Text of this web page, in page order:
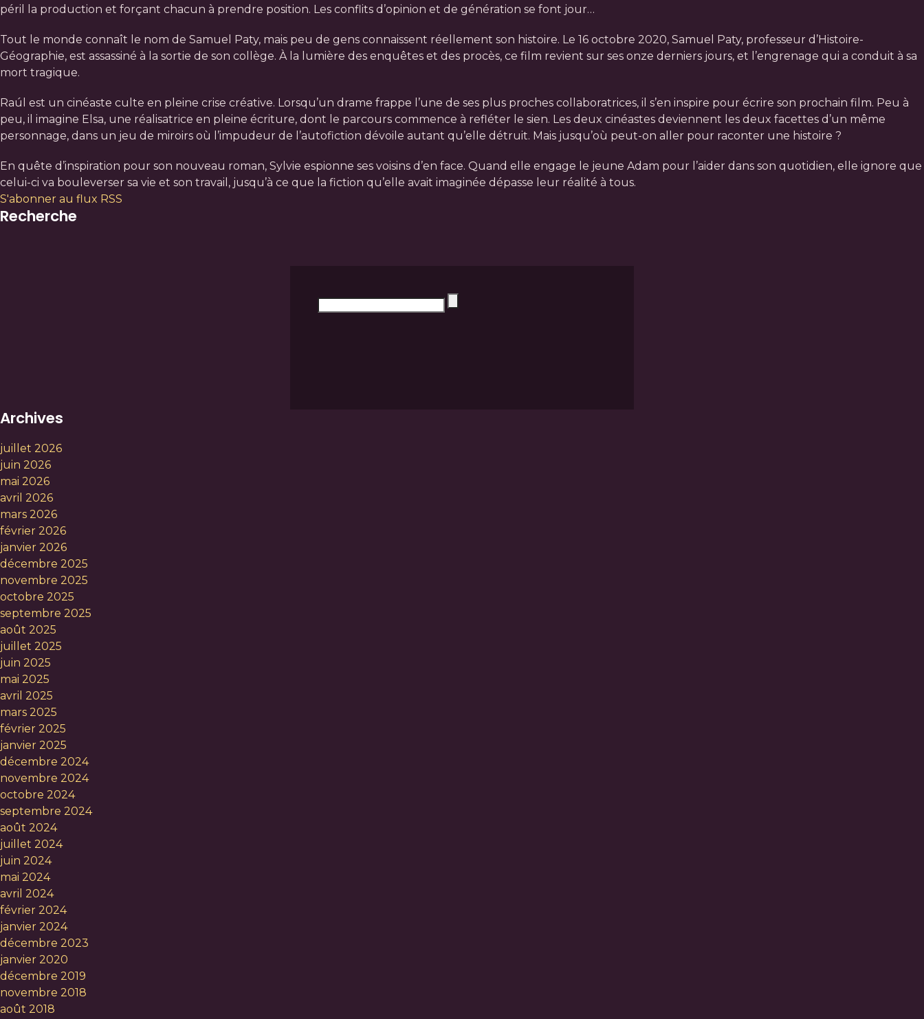
péril la production et forçant chacun à prendre position. Les conflits d’opinion et de génération se font jour…
Tout le monde connaît le nom de Samuel Paty, mais peu de gens connaissent réellement son histoire. Le 16 octobre 2020, Samuel Paty, professeur d’Histoire-
Géographie, est assassiné à la sortie de son collège. À la lumière des enquêtes et des procès, ce film revient sur ses onze derniers jours, et l’engrenage qui a conduit à sa
mort tragique.
Raúl est un cinéaste culte en pleine crise créative. Lorsqu’un drame frappe l’une de ses plus proches collaboratrices, il s’en inspire pour écrire son prochain film. Peu à
peu, il imagine Elsa, une réalisatrice en pleine écriture, dont le parcours commence à refléter le sien. Les deux cinéastes deviennent les deux facettes d’un même
personnage, dans un jeu de miroirs où l’impudeur de l’autofiction dévoile autant qu’elle détruit. Mais jusqu’où peut-on aller pour raconter une histoire ?
En quête d’inspiration pour son nouveau roman, Sylvie espionne ses voisins d’en face. Quand elle engage le jeune Adam pour l’aider dans son quotidien, elle ignore que
celui-ci va bouleverser sa vie et son travail, jusqu’à ce que la fiction qu’elle avait imaginée dépasse leur réalité à tous.
S'abonner au flux RSS
Recherche
Archives
juillet 2026
juin 2026
mai 2026
avril 2026
mars 2026
février 2026
janvier 2026
décembre 2025
novembre 2025
octobre 2025
septembre 2025
août 2025
juillet 2025
juin 2025
mai 2025
avril 2025
mars 2025
février 2025
janvier 2025
décembre 2024
novembre 2024
octobre 2024
septembre 2024
août 2024
juillet 2024
juin 2024
mai 2024
avril 2024
février 2024
janvier 2024
décembre 2023
janvier 2020
décembre 2019
novembre 2018
août 2018